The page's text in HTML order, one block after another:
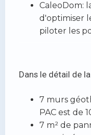
CaleoDom:
d'optimiser
piloter les
Dans le détail de
7 murs
PAC est de
7 m² de